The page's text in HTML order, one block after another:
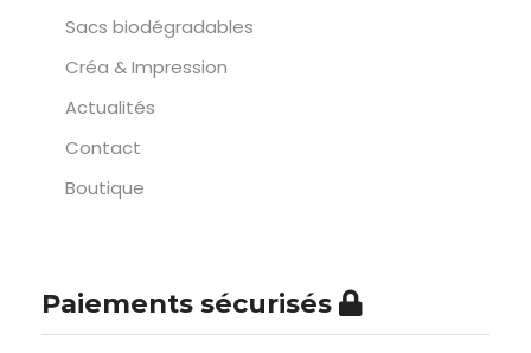
Sacs biodégradables
Créa & Impression
Actualités
Contact
Boutique
Paiements sécurisés